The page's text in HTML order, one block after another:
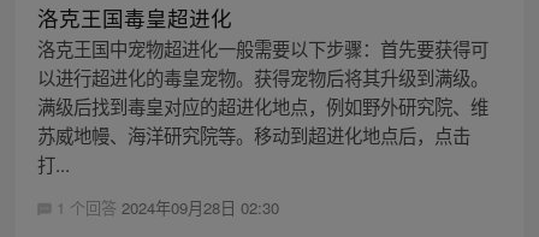
洛克王国毒皇超进化
洛克王国中宠物超进化一般需要以下步骤：首先要获得可
以进行超进化的毒皇宠物。获得宠物后将其升级到满级。
满级后找到毒皇对应的超进化地点，例如野外研究院、维
苏威地幔、海洋研究院等。移动到超进化地点后，点击
打...
1 个回答 2024年09月28日 02:30